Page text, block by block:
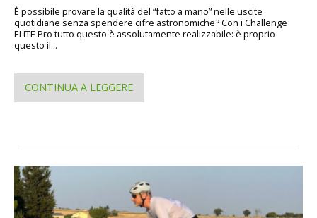
È possibile provare la qualità del “fatto a mano” nelle uscite
quotidiane senza spendere cifre astronomiche? Con i Challenge
ELITE Pro tutto questo è assolutamente realizzabile: è proprio
questo il...
CONTINUA A LEGGERE